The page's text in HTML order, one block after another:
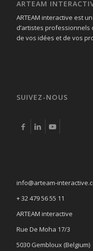
ARTEAM
ARTEAM interactive est
d’artistes
de vos idées et de vos
SUIVEZ-NOUS
info@arteam-
+ 32 479 56 55 11
ARTEAM interactive
Rue De Moha 17/3
5030 Gembloux (Belgium)